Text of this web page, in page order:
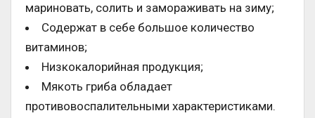
мариновать, солить и замораживать на зиму;
Содержат в себе большое количество
витаминов;
Низкокалорийная продукция;
Мякоть гриба обладает
противовоспалительными характеристиками.